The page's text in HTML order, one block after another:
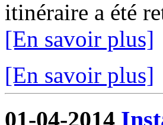
itinéraire a été
[En savoir plus]
[En savoir plus]
01-04-2014